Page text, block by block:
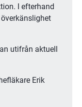
I efterhand
utifrån aktuell
Erik